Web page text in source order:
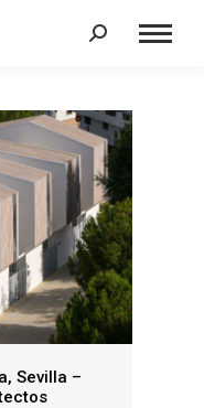
Search:
Sevilla –